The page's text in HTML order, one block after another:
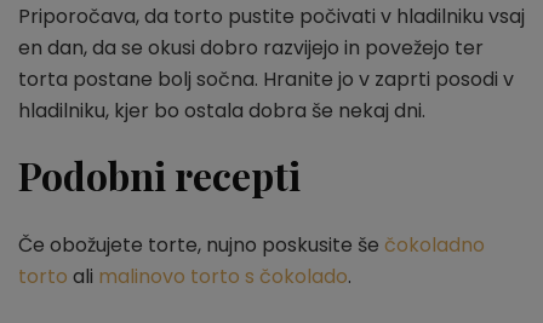
Priporočava, da torto pustite počivati v hladilniku vsaj
en dan, da se okusi dobro razvijejo in povežejo ter
torta postane bolj sočna. Hranite jo v zaprti posodi v
hladilniku, kjer bo ostala dobra še nekaj dni.
Podobni recepti
Če obožujete torte, nujno poskusite še čokoladno
torto ali malinovo torto s čokolado.